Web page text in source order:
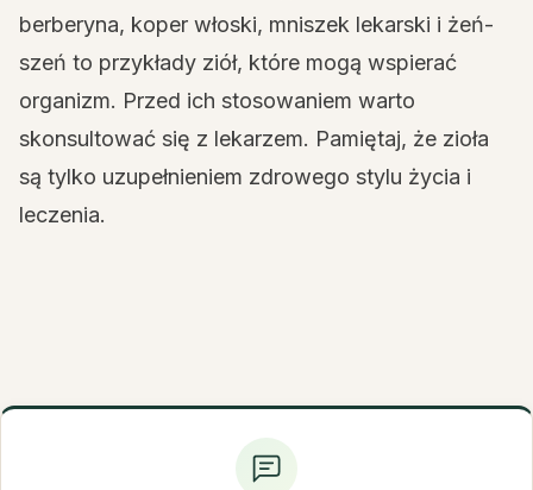
berberyna, koper włoski, mniszek lekarski i żeń-
szeń to przykłady ziół, które mogą wspierać
organizm. Przed ich stosowaniem warto
skonsultować się z lekarzem. Pamiętaj, że zioła
są tylko uzupełnieniem zdrowego stylu życia i
leczenia.